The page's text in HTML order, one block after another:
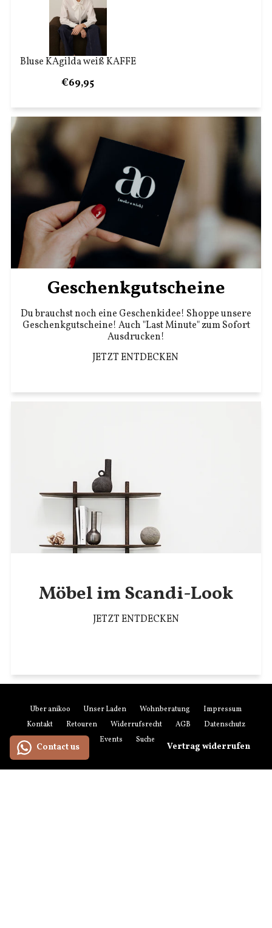
Bluse KAgilda weiß KAFFE
€69,95
Geschenkgutscheine
Du brauchst noch eine Geschenkidee! Shoppe unsere
Geschenkgutscheine! Auch "Last Minute" zum Sofort
Ausdrucken!
JETZT ENTDECKEN
Möbel im Scandi-Look
JETZT ENTDECKEN
Über anikoo Unser Laden Wohnberatung
Impressum
Kontakt
Retouren Widerrufsrecht AGB
Datenschutz
Zahlung & Versand
Events Suchen
Vertrag widerrufen
Contact us